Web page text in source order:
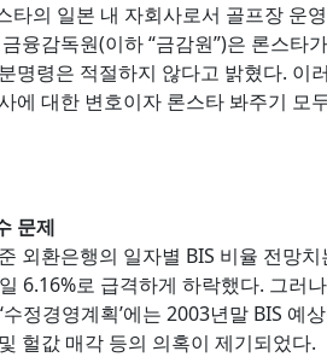
타의 일본 내 자회사로서 골프장 운
융감독원(이하 “금감원”)은 론스타
명령은 적절하지 않다고 밝혔다. 이
에 대한 변호이자 론스타 봐주기 모
문제
외환은행의 일자별 BIS 비율 전망
6.16%로 급격하게 하락했다. 그러
정경영계획’에는 2003년말 BIS 예
헐값 매각 등의 의혹이 제기되었다.